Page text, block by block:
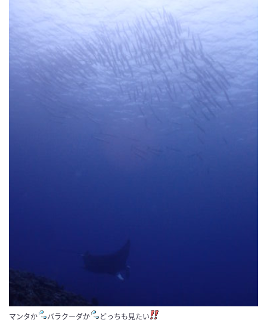
マンタか バラクーダか
どっちも見たい